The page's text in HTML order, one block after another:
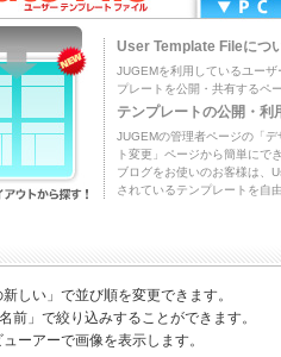
User Template Fileにつ
JUGEMを利用しているユー
プレートを公開・共有するペ
テンプレートの公開・利
JUGEMの管理者ページの「
ト変更」ページから簡単にで
ブログをお使いのお客様は、
されているテンプレートを自
しい」で並び順を変更できます。
前」で絞り込みすることができます。
ーアーで画像を表示します。